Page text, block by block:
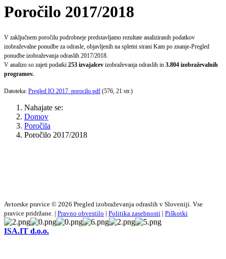
Poročilo 2017/2018
V zaključnem poročilu podrobneje predstavljamo rezultate analiziranih podatkov
izobraževalne ponudbe za odrasle, objavljenih na spletni strani Kam po znanje-Pregled
ponudbe izobraževanja odraslih 2017/2018.
V analizo so zajeti podatki 253 izvajalcev izobraževanja odraslih in 3.804 izobraževalnih
programov.
Datoteka: Pregled IO 2017_porocilo.pdf (576, 21 str.)
Nahajate se:
Domov
Poročila
Poročilo 2017/2018
Avtorske pravice © 2026 Pregled izobraževanja odraslih v Sloveniji. Vse
pravice pridržane. | Pravno obvestilo | Politika zasebnosti | Piškotki
ISA.IT d.o.o.